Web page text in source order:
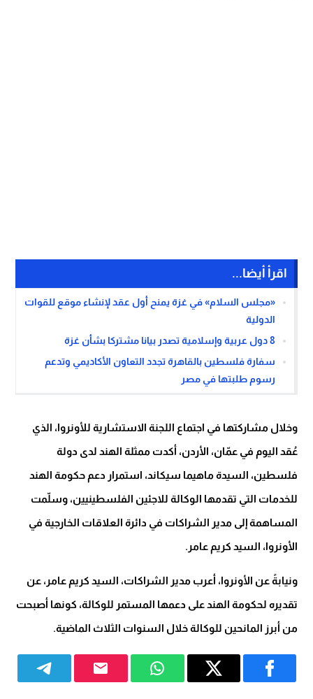
اقرأ أيضا...
«مجلس السلام» في غزة يمنح أول عقد لإنشاء موقع للقوات
الدولية
8 دول عربية وإسلامية تصدر بيانا مشتركا بشأن غزة
سفارة فلسطين بالقاهرة تجدد التعاون الأكاديمي وتدعم
رسوم طلبتها في مصر
وخلال مشاركتها في اجتماع اللجنة الاستشارية للأونروا، الذي
عُقد اليوم في عمّان، الأردن، أكدت ممثلة الهند لدى دولة
فلسطين، السيدة ماهيما سيكاند، استمرار دعم حكومة الهند
للخدمات التي تقدمها الوكالة للاجئين الفلسطينيين، وسلّمت
المساهمة إلى مدير الشراكات في دائرة العلاقات الخارجية في
الأونروا، السيد كريم عامر.
ونيابةً عن الأونروا، أعرب مدير الشراكات، السيد كريم عامر، عن
تقديره لحكومة الهند على دعمها المستمر للوكالة، كونها أصبحت
من أبرز المانحين للوكالة خلال السنوات الثلاث الماضية.